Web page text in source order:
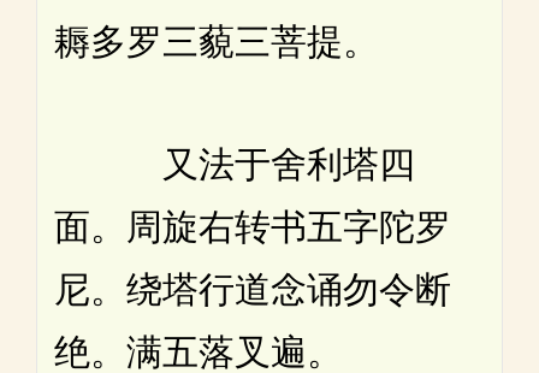
耨多罗三藐三菩提。
又法于舍利塔四
面。周旋右转书五字陀罗
尼。绕塔行道念诵勿令断
绝。满五落叉遍。